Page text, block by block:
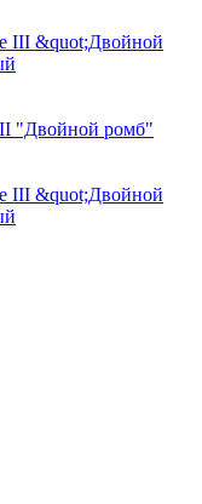
"Двойной ромб"